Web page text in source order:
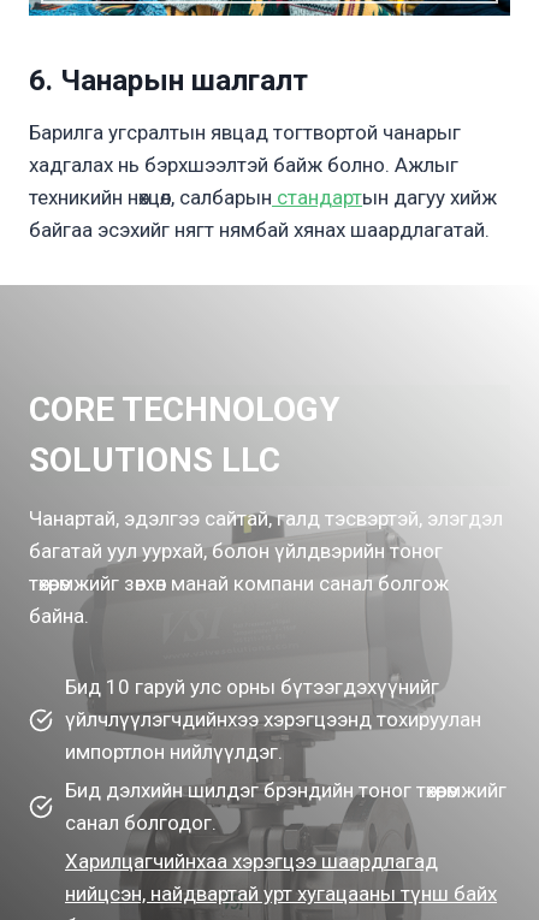
6. Чанарын шалгалт
Барилга угсралтын явцад тогтвортой чанарыг
хадгалах нь бэрхшээлтэй байж болно. Ажлыг
техникийн нөхцөл, салбарын стандартын дагуу хийж
байгаа эсэхийг нягт нямбай хянах шаардлагатай.
CORE TECHNOLOGY
SOLUTIONS LLC
Чанартай, эдэлгээ сайтай, галд тэсвэртэй, элэгдэл
багатай уул уурхай, болон үйлдвэрийн тоног
төхөөрөмжийг зөвхөн манай компани санал болгож
байна.
Бид 10 гаруй улс орны бүтээгдэхүүнийг
үйлчлүүлэгчдийнхээ хэрэгцээнд тохируулан
импортлон нийлүүлдэг.
Бид дэлхийн шилдэг брэндийн тоног төхөөрөмжийг
санал болгодог.
Харилцагчийнхаа хэрэгцээ шаардлагад
нийцсэн, найдвартай урт хугацааны түнш байх